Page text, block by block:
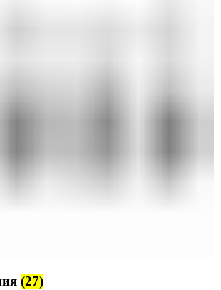
(27)